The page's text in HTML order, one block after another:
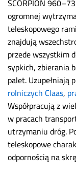
ogromnej
teleskopowego
znajdują
przede wszystkim
sypkich, zbierania
palet. Uzupełniają
rolniczych Claas,
Współpracują z
w pracach
utrzymaniu dróg.
teleskopowe
odpornością na